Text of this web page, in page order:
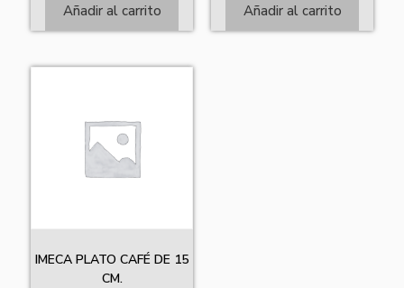
Añadir al carrito Añadir al carrito
IMECA PLATO CAFÉ DE 15
CM.